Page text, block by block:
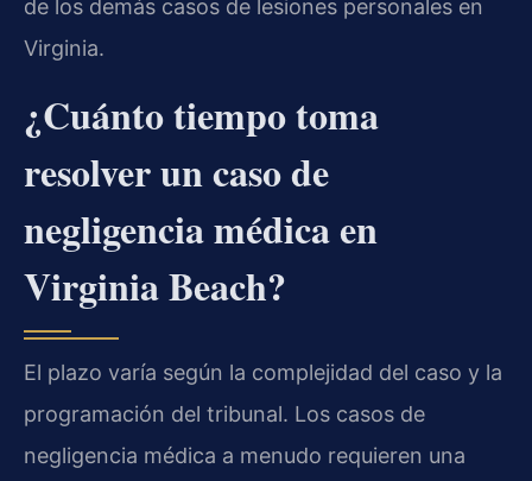
de los demás casos de lesiones personales en
Virginia.
¿Cuánto tiempo toma
resolver un caso de
negligencia médica en
Virginia Beach?
El plazo varía según la complejidad del caso y la
programación del tribunal. Los casos de
negligencia médica a menudo requieren una